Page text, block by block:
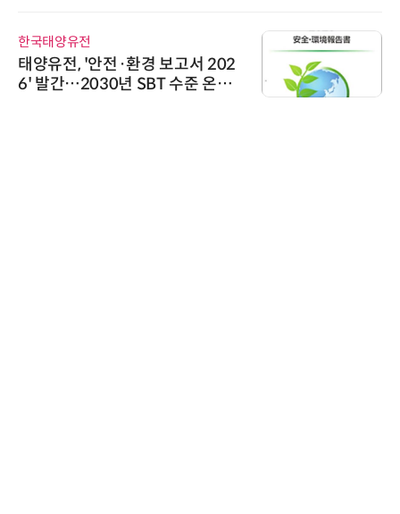
한국태양유전
태양유전, '안전·환경 보고서 202
6' 발간…2030년 SBT 수준 온실